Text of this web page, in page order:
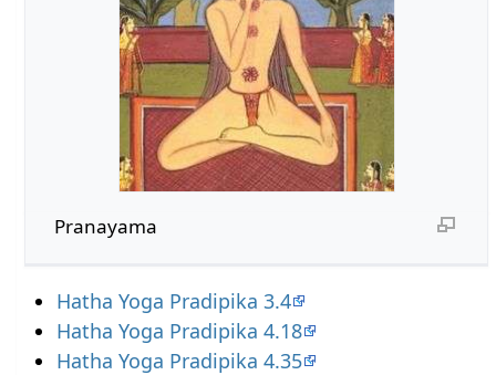
Pranayama
Hatha Yoga Pradipika 3.4
Hatha Yoga Pradipika 4.18
Hatha Yoga Pradipika 4.35